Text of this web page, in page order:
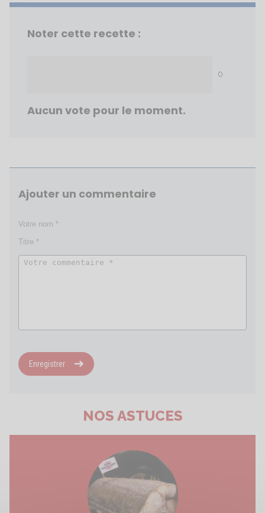
Noter cette recette :
0
Aucun vote pour le moment.
Ajouter un commentaire
Enregistrer
NOS ASTUCES